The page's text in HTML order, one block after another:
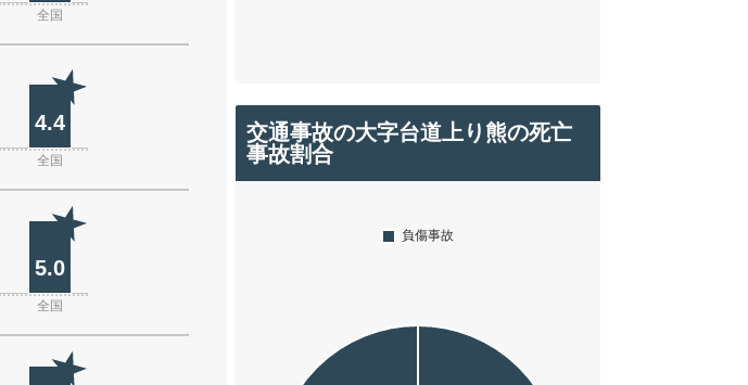
全国
4.4
全国
5.0
全国
交通事故の大字台道上り熊の死亡
事故割合